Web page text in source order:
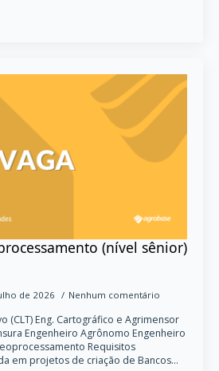
(nível sênior)
de 2026 Nenhum comentário
(CLT) Eng. Cartográfico e Agrimensor
Engenheiro Agrônomo Engenheiro
Requisitos
em projetos de criação de Bancos…